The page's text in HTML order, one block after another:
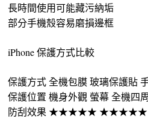
長時間使用可能藏污納垢
部分手機殼容易磨損邊框
iPhone 保護方式比較
保護方式 全機包膜 玻璃保護貼
保護位置 機身外觀 螢幕 全機四周
防刮效果 ★★★★★